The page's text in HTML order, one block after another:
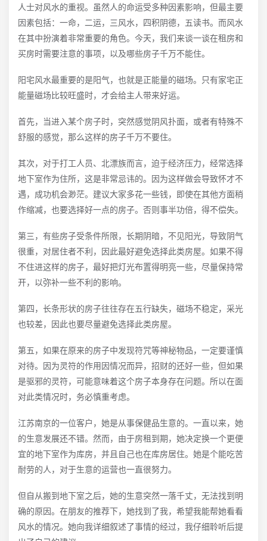
人士对风水的重视。虽然人的命运受多种因素影响，但最主要
因素包括：一命，二运，三风水，四积阴德，五读书。而风水
在其中扮演着非常重要的角色。今天，我们来谈一谈在租房和
买房时需要注意的事项，以及哪些房子千万不能住。
阳宅风水最重要的是阳气，也就是正能量的磁场。只有家宅正
能量磁场比较旺盛时，才会给主人带来好运。
首先，当进入某个房子时，突然感觉阴风扑面，或者有特殊不
舒服的感觉，那么这样的房子千万不要住。
其次，对于打工人员、北漂族而言，迫于经济压力，经常选择
地下室作为住所，这是非常忌讳的。因为这样做会导致怀才不
遇，成功机会渺茫。建议大家多花一些钱，即使在其他方面稍
作缩减，也要选择好一点的房子。否则事半功倍，得不偿失。
第三，有些房子受条件所限，长期阴暗，不见阳光，导致阴气
很重，对居住者不利，因此最好避免选择此类房屋。如果不得
不住进这样的房子，最好把灯光布置得明亮一些，尽量保持常
开，以弥补一些不利的影响。
第四，长条形状的房子往往存在五行缺失，磁场不稳定，采光
也较差，因此也要尽量避免选择此类房屋。
第五，如果在原来的房子中发现符咒等神秘物品，一定要谨慎
对待。因为灵符的作用因情况而异，招财的还好一些，但如果
是驱邪的灵符，可能意味着这个房子本身存在问题。所以在面
对此类情况时，务必慎重考虑。
江苏南京的一位客户，她是从事保健品生意的。一直以来，她
的生意发展还不错。然而，由于房租到期，她决定换一个更便
宜的地下室作为库房，并且自己也在库房居住。她是个能吃苦
耐劳的人，对于生意的运营也一直很努力。
但自从搬到地下室之后，她的生意突然一落千丈，无法找到明
确的原因。在朋友的推荐下，她找到了我，希望我能帮她看看
风水的情况。她向我详细叙述了事情的经过，我仔细聆听后提